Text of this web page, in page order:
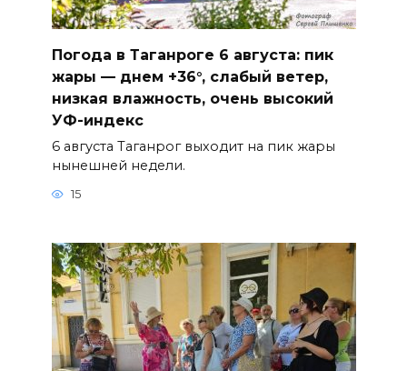
Погода в Таганроге 6 августа: пик
жары — днем +36°, слабый ветер,
низкая влажность, очень высокий
УФ-индекс
6 августа Таганрог выходит на пик жары
нынешней недели.
15